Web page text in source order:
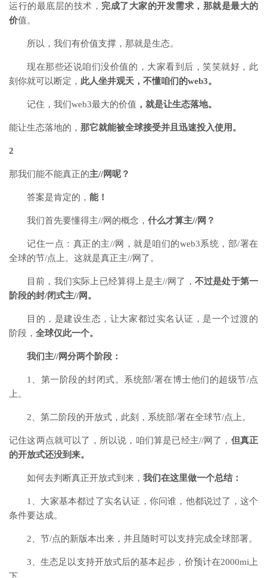
运行的最底层的技术， 完成了大家的开发需求，那就是最大的
价值。
所以，我们有价值支撑，那就是生态。
现在那些还说咱们没价值的，大家看到后，笑笑就好，此
刻你就可以断定， 此人坐井观天，不懂咱们的web3。
记住，我们web3最大的价值 ，就是让生态落地。
能让生态落地的， 那它就能被全球接受并且迅速投入使用。
2
那我们能不能真正的主//网呢？
答案是肯定的， 能！
我们首先要懂得主//网的概念， 什么才算主//网？
记住一点：真正的主//网，就是咱们的web3系统，部/署在
全球的节/点上。这就是真正主//网了。
目前，我们实际上已经算得上是主//网了， 不过是处于第一
阶段的封/闭式主//网。
目的，是建设生态，让大家都过实名认证，是一个过渡的
阶段， 全球仅此一个。
我们主//网分两个阶段：
1、第一阶段的封闭式。系统部/署在博士他们的超级节/点
上。
2、第二阶段的开放式，此刻，系统部/署在全球节/点上。
记住这两点就可以了，所以说，咱们算是已经主//网了， 但真正
的开放式还没到来。
如何去判断真正开放式到来， 我们在这里做一个总结：
1、大家基本都过了实名认证，你问谁，他都说过了，这个
条件要达成。
2、节/点的新版本出来，并且随时可以支持完成全球部署。
3、生态足以支持开放式后的基本起步，价预计在2000mi上
下。